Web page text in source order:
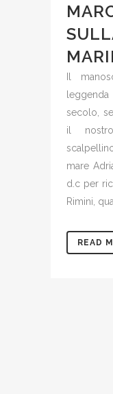
Il
secolo,
il
mare
d.c per
Rimini,
READ